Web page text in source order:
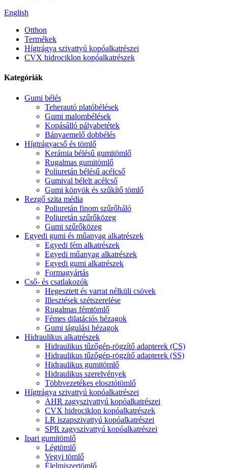
English
Otthon
Termékek
Hígtrágya szivattyú kopóalkatrészei
CVX hidrociklon kopóalkatrészek
Kategóriák
Gumi bélés
Teherautó platóbélések
Gumi malombélések
Kopásálló pályabetétek
Bányaemelő dobbélés
Hígtrágyacső és tömlő
Kerámia bélésű gumitömlő
Rugalmas gumitömlő
Poliuretán bélésű acélcső
Gumival bélelt acélcső
Gumi könyök és szűkítő tömlő
Rezgő szita média
Poliuretán finom szűrőháló
Poliuretán szűrőközeg
Gumi szűrőközeg
Egyedi gumi és műanyag alkatrészek
Egyedi fém alkatrészek
Egyedi műanyag alkatrészek
Egyedi gumi alkatrészek
Formagyártás
Cső- és csatlakozók
Hegesztett és varrat nélküli csövek
Illesztések szétszerelése
Rugalmas fémtömlő
Fémes dilatációs hézagok
Gumi tágulási hézagok
Hidraulikus alkatrészek
Hidraulikus tűzőgép-rögzítő adapterek (CS)
Hidraulikus tűzőgép-rögzítő adapterek (SS)
Hidraulikus gumitömlő
Hidraulikus szerelvények
Többvezetékes elosztótömlő
Hígtrágya szivattyú kopóalkatrészei
AHR zagyszivattyú kopóalkatrészei
CVX hidrociklon kopóalkatrészek
LR iszapszivattyú kopóalkatrészei
SPR zagyszivattyú kopóalkatrészei
Ipari gumitömlő
Légtömlő
Vegyi tömlő
Élelmiszertömlő